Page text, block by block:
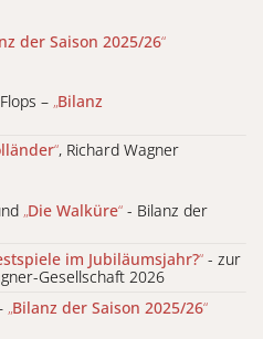
der Saison 2025/26“
– „Bilanz
“, Richard Wagner
„Die Walküre“ - Bilanz der
im Jubiläumsjahr?“ - zur
Gesellschaft 2026
„Bilanz der Saison 2025/26“